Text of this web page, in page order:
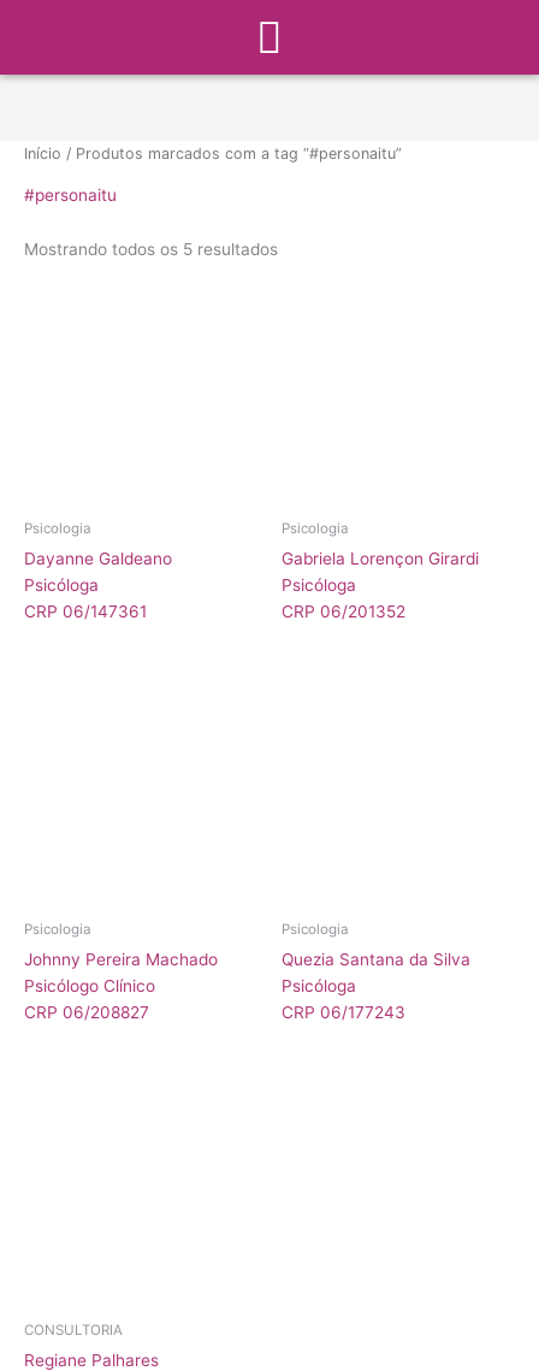
Início / Produtos marcados com a tag “#personaitu”
#personaitu
Mostrando todos os 5 resultados
Psicologia
Dayanne Galdeano
Psicóloga
CRP 06/147361
Psicologia
Gabriela Lorençon Girardi
Psicóloga
CRP 06/201352
Psicologia
Johnny Pereira Machado
Psicólogo Clínico
CRP 06/208827
Psicologia
Quezia Santana da Silva
Psicóloga
CRP 06/177243
CONSULTORIA
Regiane Palhares